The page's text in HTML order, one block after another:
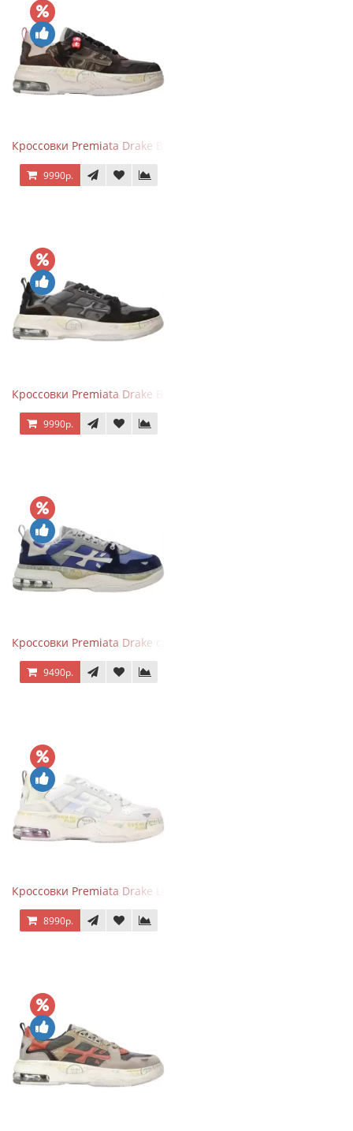
Кроссовки Premiata Drake Black Brown
9990р.
Кроссовки Premiata Drake Black Gray
9990р.
Кроссовки Premiata Drake синие с серым
9490р.
Кроссовки Premiata Drake Light Beige Silver
8990р.